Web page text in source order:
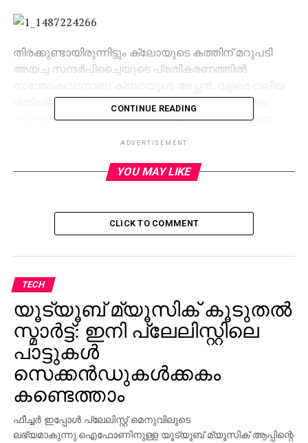
തിരക്കുണ്ടായിരുന്നിട്ടും ക്ലോയുടെ കത്തിന് മറുപടി
അയച്ച സന്ദര്‍പിച്ചൈയുടെ പ്രതികരണത്തില്‍
രീതിയിലുള്ള പ്രോല്‍സാഹനമാണ് കത്തിലുടനീളം
സുന്ദര്‍ പിച്ചൈ എഴുതിയിരിക്കുന്നത്. കുട്ടിക്കാലത്തെ
പിച്ചൈ നിര്‍ദ്ദേശം നല്‍കുന്നുണ്ട്. കഠിന
പ്രയത്‌നത്തിലൂടെ ഗൂഗിളില്‍ ജോലി നേടാനും
വളര്‍ന്ന് വലുതായിക്കഴിഞ്ഞ് സ്‌കൂള്‍ വിദ്യാഭ്യാസം
പൂര്‍ത്തിയാക്കിയതിനുശേഷമുള്ള ക്ലോയുടെ ജോലി
CONTINUE READING
ADVERTISEMENT
YOU MAY LIKE
CLICK TO COMMENT
TECH
യൂട്യൂബ് മ്യൂസിക് കൂടുതല്‍
സ്മാര്‍ട്ട്: ഇനി പ്ലേലിസ്റ്റിലെ
പാട്ടുകള്‍
സെക്കന്‍ഡുകള്‍ക്കകം
കണ്ടെത്താം
ഫീച്ചര്‍ ഇപ്പോള്‍ പ്ലേലിസ്റ്റ് മെനുവിലൂടെ
ലഭ്യമാകുന്നു.ഐഫോണിനുള്ള യൂട്യൂബ് മ്യൂസിക് ആപ്പിന്റെ